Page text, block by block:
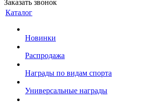
Заказать звонок
Каталог
Новинки
Распродажа
Награды по видам спорта
Универсальные награды